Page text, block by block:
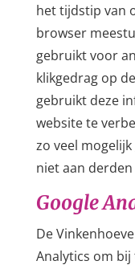
het tijdstip van
browser
gebruikt voor
klikgedrag op
gebruikt deze
website te
zo veel
niet aan
Google
De
Analytics om